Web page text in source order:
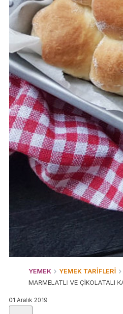
YEMEK YEMEK TARİFLERİ
MARMELATLI VE ÇİKOLATALI
01 Aralık 2019